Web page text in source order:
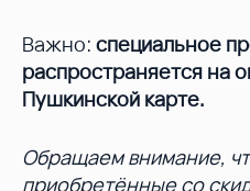
Важно: специальное
распространяется на
Пушкинской карте.
Обращаем внимание,
приобретённые со